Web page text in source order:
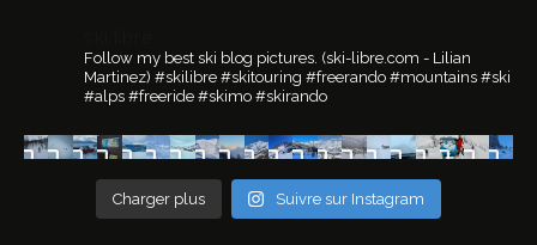
Follow my best ski blog pictures. (ski-libre.com - Lilian
Martinez) #skilibre #skitouring #freerando #mountains #ski
#alps #freeride #skimo #skirando
Charger plus Suivre sur Instagram